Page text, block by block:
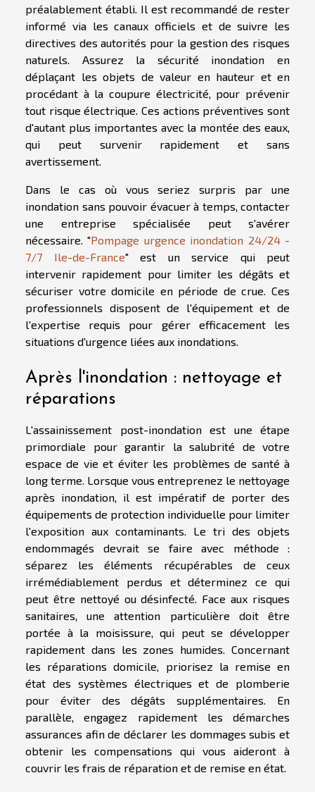
préalablement établi. Il est recommandé de rester
informé via les canaux officiels et de suivre les
directives des autorités pour la gestion des risques
naturels. Assurez la sécurité inondation en
déplaçant les objets de valeur en hauteur et en
procédant à la coupure électricité, pour prévenir
tout risque électrique. Ces actions préventives sont
d'autant plus importantes avec la montée des eaux,
qui peut survenir rapidement et sans
avertissement.
Dans le cas où vous seriez surpris par une
inondation sans pouvoir évacuer à temps, contacter
une entreprise spécialisée peut s'avérer
nécessaire. "Pompage urgence inondation 24/24 -
7/7 Ile-de-France" est un service qui peut
intervenir rapidement pour limiter les dégâts et
sécuriser votre domicile en période de crue. Ces
professionnels disposent de l'équipement et de
l'expertise requis pour gérer efficacement les
situations d'urgence liées aux inondations.
Après l'inondation : nettoyage et
réparations
L'assainissement post-inondation est une étape
primordiale pour garantir la salubrité de votre
espace de vie et éviter les problèmes de santé à
long terme. Lorsque vous entreprenez le nettoyage
après inondation, il est impératif de porter des
équipements de protection individuelle pour limiter
l'exposition aux contaminants. Le tri des objets
endommagés devrait se faire avec méthode :
séparez les éléments récupérables de ceux
irrémédiablement perdus et déterminez ce qui
peut être nettoyé ou désinfecté. Face aux risques
sanitaires, une attention particulière doit être
portée à la moisissure, qui peut se développer
rapidement dans les zones humides. Concernant
les réparations domicile, priorisez la remise en
état des systèmes électriques et de plomberie
pour éviter des dégâts supplémentaires. En
parallèle, engagez rapidement les démarches
assurances afin de déclarer les dommages subis et
obtenir les compensations qui vous aideront à
couvrir les frais de réparation et de remise en état.